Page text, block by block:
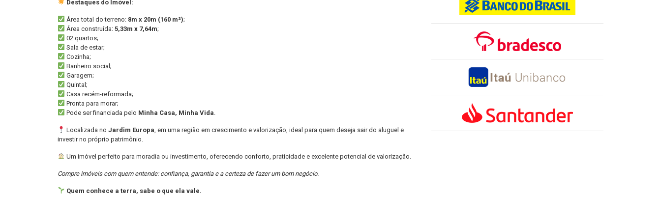
Destaques do Imóvel:
Área total do terreno: 8m x 20m (160 m²);
Área construída: 5,33m x 7,64m;
02 quartos;
Sala de estar;
Cozinha;
Banheiro social;
Garagem;
Quintal;
Casa recém-reformada;
Pronta para morar;
Pode ser financiada pelo Minha Casa, Minha Vida.
Localizada no Jardim Europa, em uma região em crescimento e valorização, ideal para quem deseja sair do aluguel e
investir no próprio patrimônio.
Um imóvel perfeito para moradia ou investimento, oferecendo conforto, praticidade e excelente potencial de valorização.
Compre imóveis com quem entende: confiança, garantia e a certeza de fazer um bom negócio.
Quem conhece a terra, sabe o que ela vale.